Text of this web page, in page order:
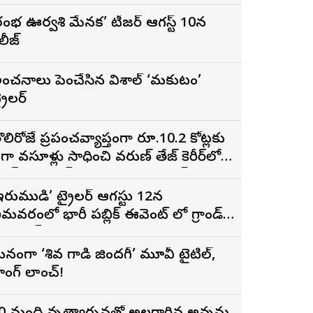
ఊర్వశి మేనక’ టీజర్ ఆగస్ట్ 10న
పెంచేసిన విశాల్ ‘మకుటం’
ప్రపంచవ్యాప్తంగా రూ.10.2 కోట్లకు
వసూళ్లు సాధించి వరుణ్ తేజ్ కెరీర్‌లోనే
ట్రైలర్ ఆగస్టు 12న
భారీ పబ్లిక్ ఈవెంట్ లో గ్రాండ్
‘శివ గాడి జింద‌గీ’ మూవీ టైటిల్,
లాంచ్!